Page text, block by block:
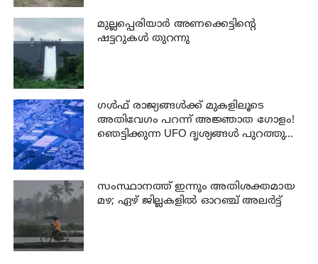
മുല്ലപ്പെരിയാര്‍ അണക്കെട്ടിന്റെ
ഷട്ടറുകള്‍ തുറന്നു
ഗൾഫ് രാജ്യങ്ങൾക്ക് മുകളിലൂടെ
അതിവേഗം പറന്ന് അജ്ഞാത ഗോളം!
ഞെട്ടിക്കുന്ന UFO ദൃശ്യങ്ങൾ പുറത്തുവിട്ട്
സംസ്ഥാനത്ത് ഇന്നും അതിശക്തമായ
മഴ; ഏഴ് ജില്ലകളില്‍ ഓറഞ്ച് അലര്‍ട്ട്